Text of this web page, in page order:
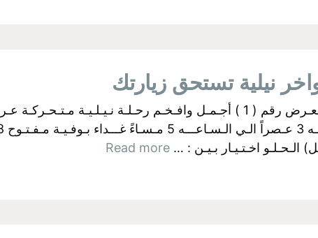
البواخر الفرعونية بالجيزة اولآ: رحــلات الـغـداء الـعـرض رقم ( 1 ) أجـمـل وافـخـم
اخـتـيـار بـيـن : … Read more